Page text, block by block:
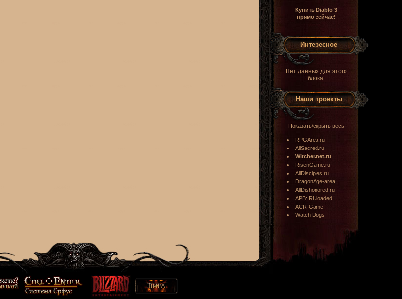
Купить Diablo 3
прямо сейчас!
Интересное
Нет данных для этого
блока.
Наши проекты
Показать\скрыть весь
RPGArea.ru
AllSacred.ru
Witcher.net.ru
RisenGame.ru
AllDisciples.ru
DragonAge-area
AllDishonored.ru
APB: RUloaded
ACR-Game
Watch Dogs